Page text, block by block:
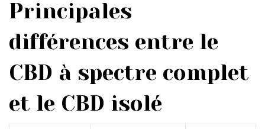
Principales
différences entre le
CBD à spectre complet
et le CBD isolé